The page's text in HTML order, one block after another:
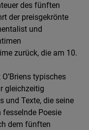
des fünften
der preisgekrönte
und
zurück, die am 10.
typisches
gleichzeitig
und Texte, die seine
Poesie
dem fünften